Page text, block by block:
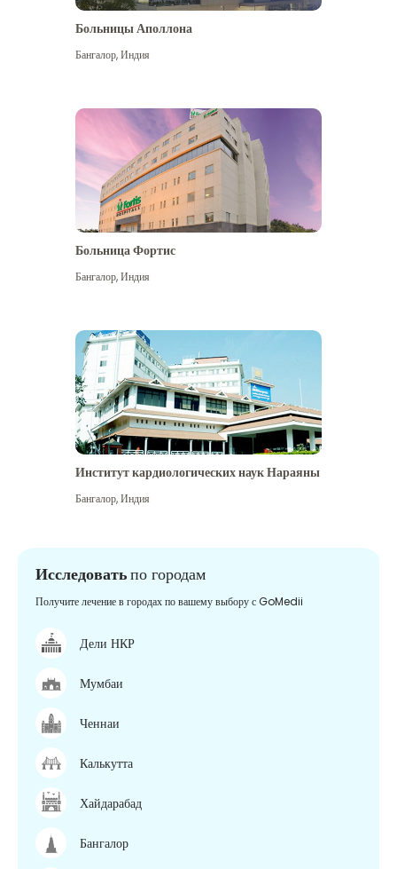
Посмотреть больше
Больницы Аполлона
Бангалор,Индия
Больница Фортис
Бангалор,Индия
Институт кардиологических наук Нараяны
Бангалор,Индия
Исследоватьпо городам
Получите лечение в городах по вашему выбору с GoMedii
Дели НКР
Мумбаи
Ченнаи
Калькутта
Хайдарабад
Бангалор